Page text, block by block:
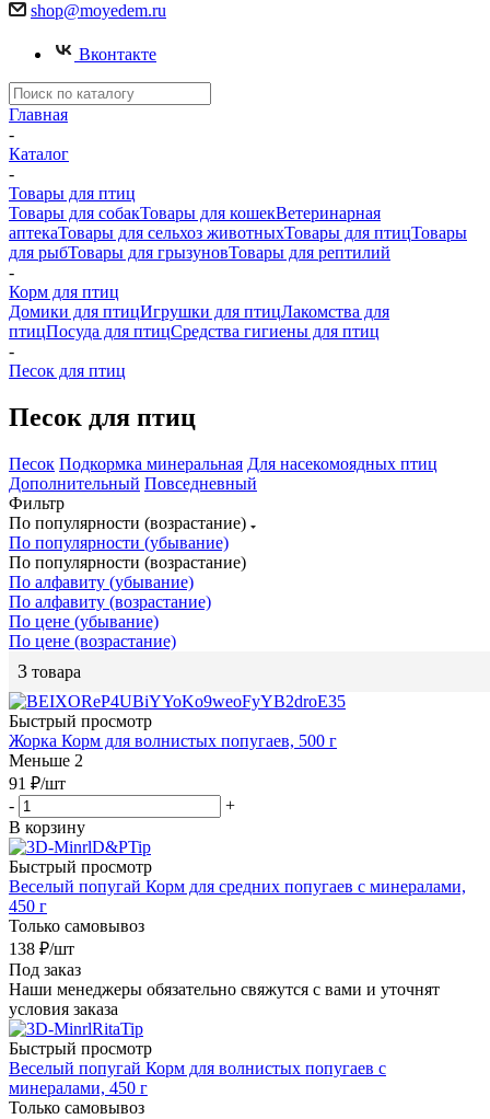
shop@moyedem.ru
Вконтакте
Главная
-
Каталог
-
Товары для птиц
Товары для собакТовары для кошекВетеринарная
аптекаТовары для сельхоз животныхТовары для птицТовары
для рыбТовары для грызуновТовары для рептилий
-
Корм для птиц
Домики для птицИгрушки для птицЛакомства для
птицПосуда для птицСредства гигиены для птиц
-
Песок для птиц
Песок для птиц
Песок Подкормка минеральная Для насекомоядных птиц
Дополнительный Повседневный
Фильтр
По популярности (возрастание)
По популярности (убывание)
По популярности (возрастание)
По алфавиту (убывание)
По алфавиту (возрастание)
По цене (убывание)
По цене (возрастание)
3 товара
Быстрый просмотр
Жорка Корм для волнистых попугаев, 500 г
Меньше 2
91 ₽/шт
-
+
В корзину
Быстрый просмотр
Веселый попугай Корм для средних попугаев с минералами,
450 г
Только самовывоз
138 ₽/шт
Под заказ
Наши менеджеры обязательно свяжутся с вами и уточнят
условия заказа
Быстрый просмотр
Веселый попугай Корм для волнистых попугаев с
минералами, 450 г
Только самовывоз